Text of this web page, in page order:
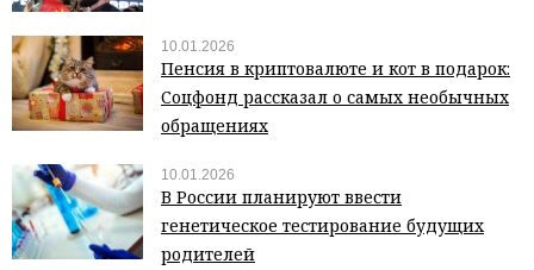
10.01.2026
Пенсия в криптовалюте и кот в подарок:
Соцфонд рассказал о самых необычных
обращениях
10.01.2026
В России планируют ввести
генетическое тестирование будущих
родителей